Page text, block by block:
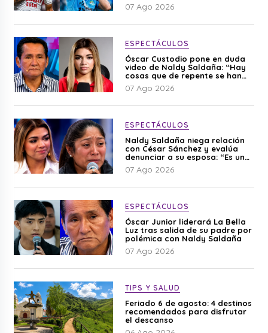
07 Ago 2026
ESPECTÁCULOS
Óscar Custodio pone en duda
video de Naldy Saldaña: “Hay
cosas que de repente se han
editado”
07 Ago 2026
ESPECTÁCULOS
Naldy Saldaña niega relación
con César Sánchez y evalúa
denunciar a su esposa: “Es una
difamación”
07 Ago 2026
ESPECTÁCULOS
Óscar Junior liderará La Bella
Luz tras salida de su padre por
polémica con Naldy Saldaña
07 Ago 2026
TIPS Y SALUD
Feriado 6 de agosto: 4 destinos
recomendados para disfrutar
el descanso